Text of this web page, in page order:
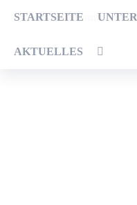
springen
STARTSEITE
AKTUELLES
Land- und